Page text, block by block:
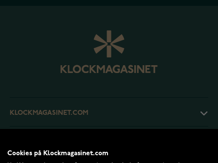
KLOCKMAGASINET.COM
Cookies på Klockmagasinet.com